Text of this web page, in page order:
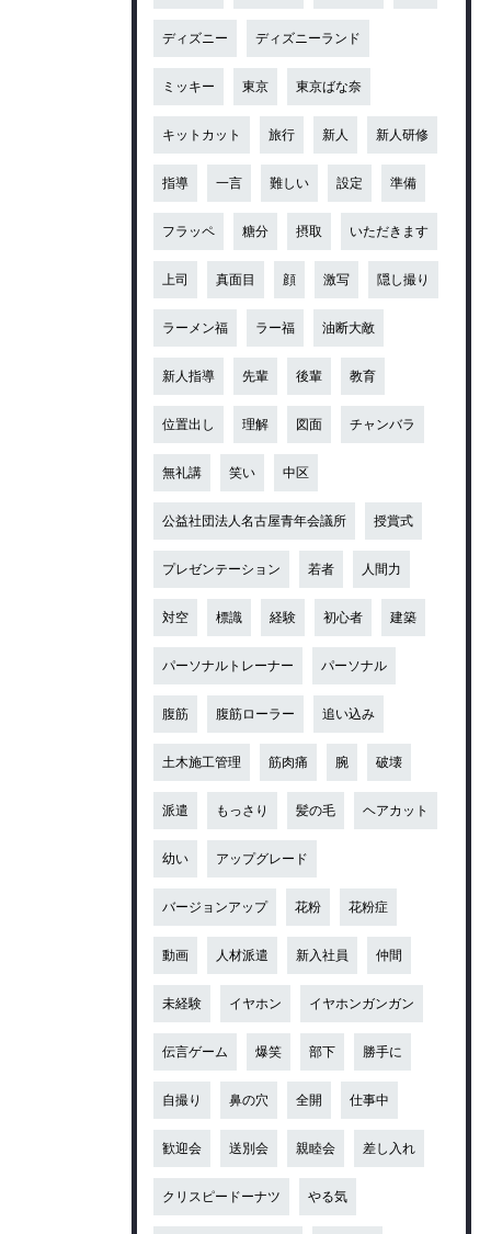
ディズニー ディズニーランド
ミッキー 東京 東京ばな奈
キットカット 旅行 新人 新人研修
指導 一言 難しい 設定 準備
フラッペ 糖分 摂取 いただきます
上司 真面目 顔 激写 隠し撮り
ラーメン福 ラー福 油断大敵
新人指導 先輩 後輩 教育
位置出し 理解 図面 チャンバラ
無礼講 笑い 中区
公益社団法人名古屋青年会議所 授賞式
プレゼンテーション 若者 人間力
対空 標識 経験 初心者 建築
パーソナルトレーナー パーソナル
腹筋 腹筋ローラー 追い込み
土木施工管理 筋肉痛 腕 破壊
派遣 もっさり 髪の毛 ヘアカット
幼い アップグレード
バージョンアップ 花粉 花粉症
動画 人材派遣 新入社員 仲間
未経験 イヤホン イヤホンガンガン
伝言ゲーム 爆笑 部下 勝手に
自撮り 鼻の穴 全開 仕事中
歓迎会 送別会 親睦会 差し入れ
クリスピードーナツ やる気